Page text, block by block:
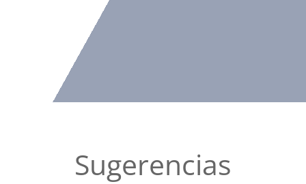
Sugerencias